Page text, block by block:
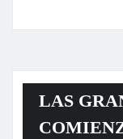
LAS